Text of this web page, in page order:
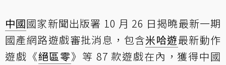
中國國家新聞出版署 10 月 26 日揭曉最新一期
國產網路遊戲審批消息，包含米哈遊最新動作
遊戲《絕區零》等 87 款遊戲在內，獲得中國